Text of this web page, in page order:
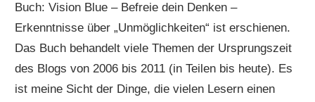
Buch: Vision Blue – Befreie dein Denken –
Erkenntnisse über „Unmöglichkeiten“ ist erschienen.
Das Buch behandelt viele Themen der Ursprungszeit
des Blogs von 2006 bis 2011 (in Teilen bis heute). Es
ist meine Sicht der Dinge, die vielen Lesern einen